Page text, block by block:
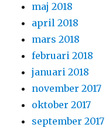
maj 2018
april 2018
mars 2018
februari 2018
januari 2018
november 2017
oktober 2017
september 2017